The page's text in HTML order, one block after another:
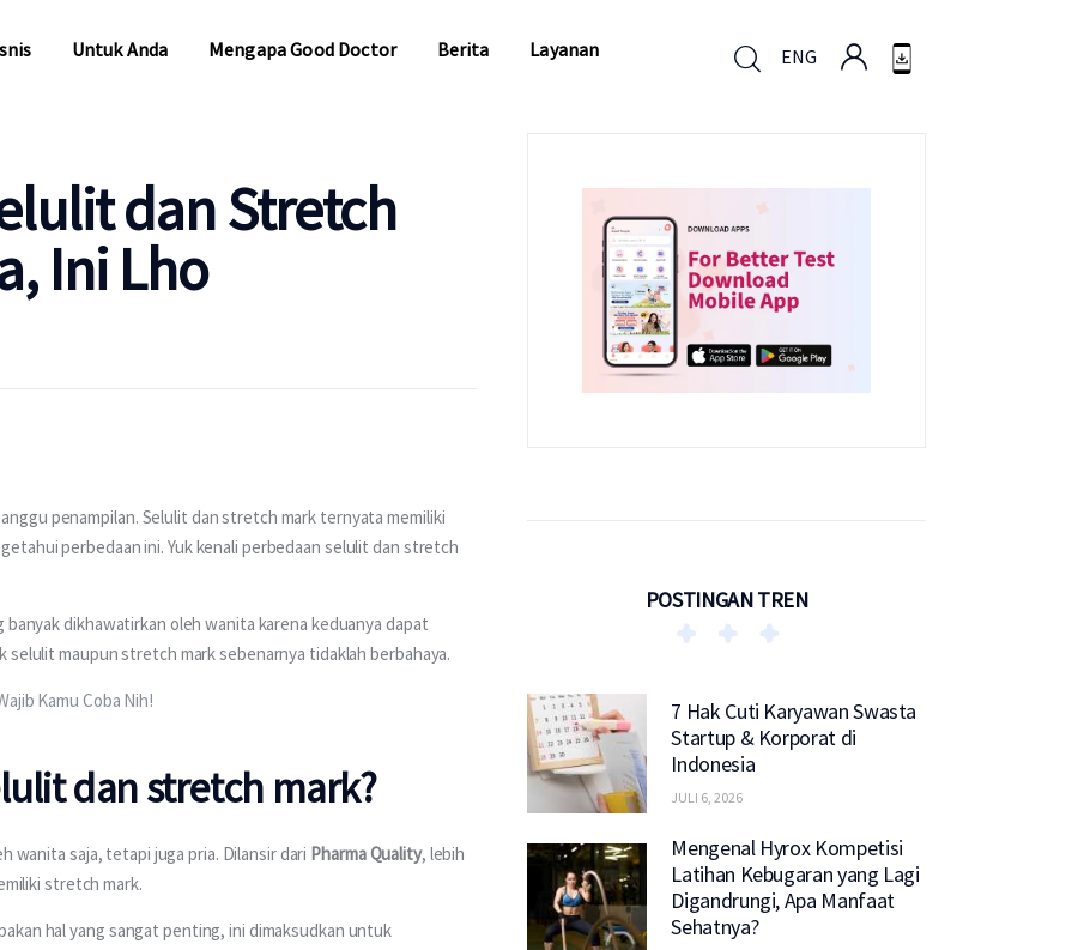
Untuk Anda Mengapa Good Doctor Berita Layanan ENG
dan Stretch
Ini Lho
penampilan. Selulit dan stretch mark ternyata memiliki
perbedaan ini. Yuk kenali perbedaan selulit dan stretch
dikhawatirkan oleh wanita karena keduanya dapat
selulit maupun stretch mark sebenarnya tidaklah berbahaya.
Kamu Coba Nih!
dan stretch mark?
wanita saja, tetapi juga pria. Dilansir dari Pharma Quality, lebih
stretch mark.
hal yang sangat penting, ini dimaksudkan untuk
POSTINGAN TREN
7 Hak Cuti Karyawan Swasta
Startup & Korporat di
Indonesia
JULI 6, 2026
Mengenal Hyrox Kompetisi
Latihan Kebugaran yang Lagi
Digandrungi, Apa Manfaat
Sehatnya?